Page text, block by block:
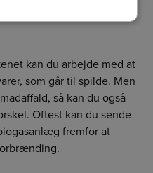
kan du arbejde med at
som går til spilde. Men
så kan du også
Oftest kan du sende
fremfor at